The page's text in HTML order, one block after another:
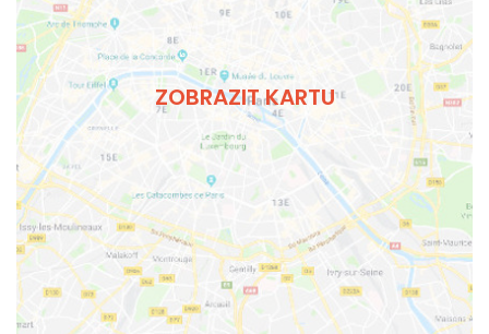
ZOBRAZIT KARTU